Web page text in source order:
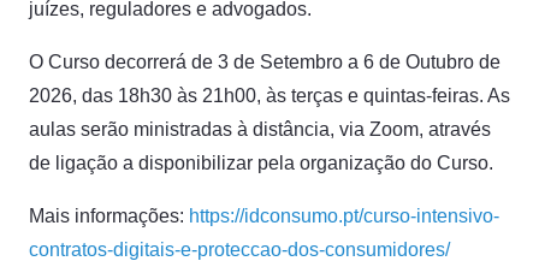
juízes, reguladores e advogados.
O Curso decorrerá de 3 de Setembro a 6 de Outubro de
2026, das 18h30 às 21h00, às terças e quintas-feiras. As
aulas serão ministradas à distância, via Zoom, através
de ligação a disponibilizar pela organização do Curso.
Mais informações: https://idconsumo.pt/curso-intensivo-
contratos-digitais-e-proteccao-dos-consumidores/